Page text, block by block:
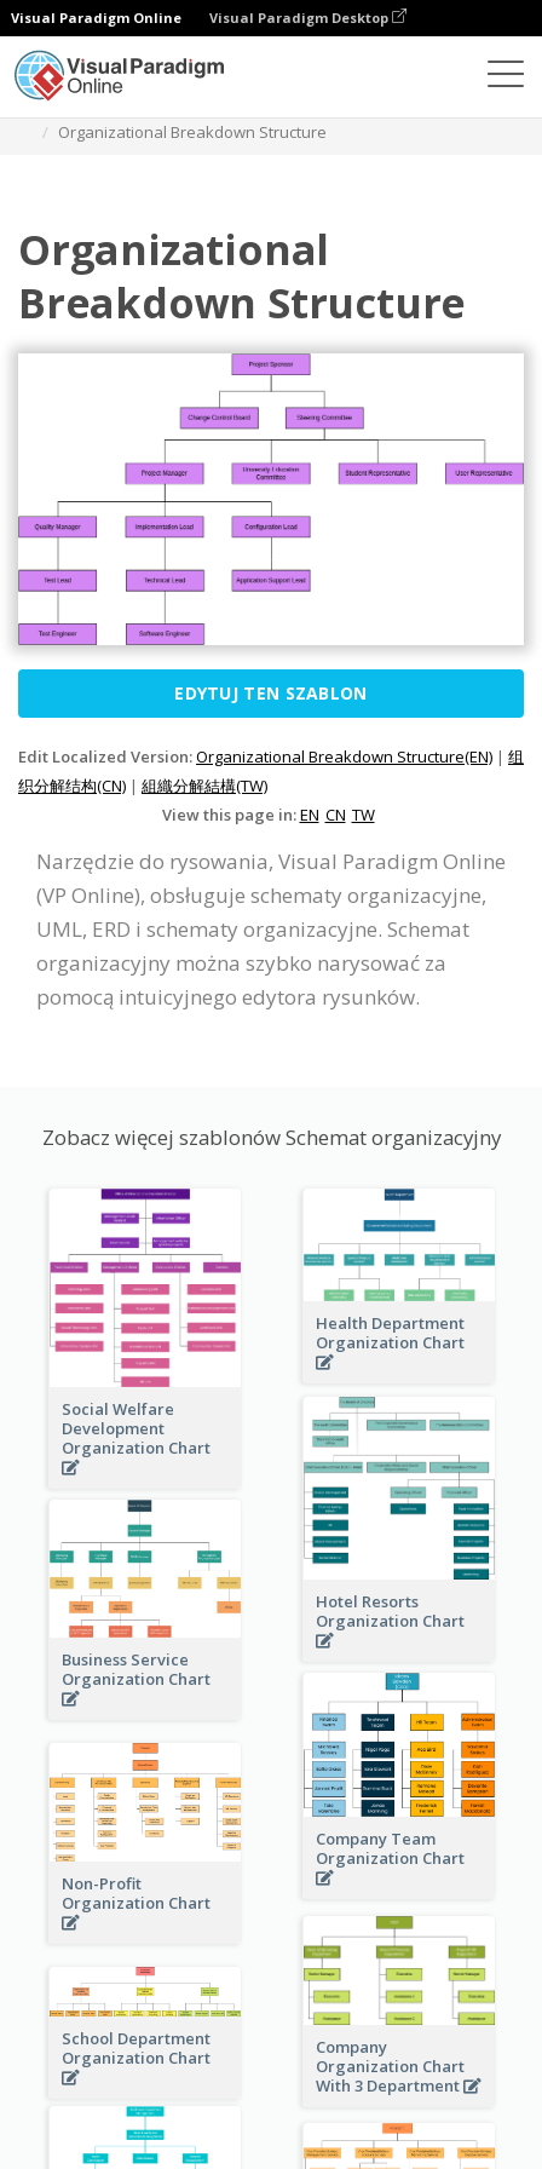
Visual Paradigm Online Visual Paradigm Desktop
Organizational Breakdown Structure
Organizational
Breakdown Structure
EDYTUJ TEN SZABLON
Edit Localized Version:Organizational Breakdown Structure(EN) | 组
织分解结构(CN) | 組織分解結構(TW)
View this page in:EN CN TW
Narzędzie do rysowania, Visual Paradigm Online
(VP Online), obsługuje schematy organizacyjne,
UML, ERD i schematy organizacyjne. Schemat
organizacyjny można szybko narysować za
pomocą intuicyjnego edytora rysunków.
Zobacz więcej szablonów Schemat organizacyjny
Social Welfare
Development
Organization Chart
Health Department
Organization Chart
Hotel Resorts
Organization Chart
Business Service
Organization Chart
Company Team
Organization Chart
Non-Profit
Organization Chart
Company
Organization Chart
With 3 Department
School Department
Organization Chart